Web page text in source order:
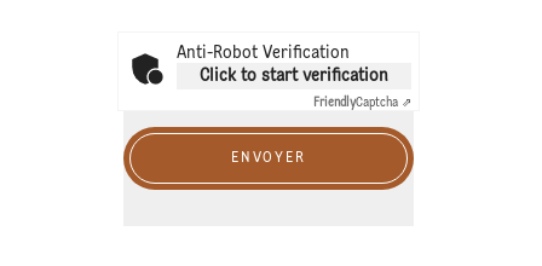
Anti-Robot Verification
Click to start verification
FriendlyCaptcha ⇗
ENVOYER